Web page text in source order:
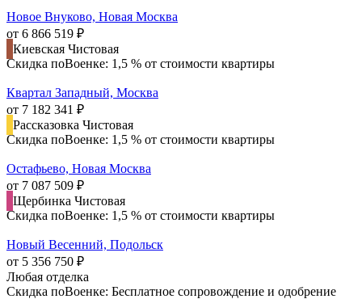
Новое Внуково, Новая Москва
от 6 866 519 ₽
Киевская Чистовая
Скидка поВоенке: 1,5 % от стоимости квартиры
Квартал Западный, Москва
от 7 182 341 ₽
Рассказовка Чистовая
Скидка поВоенке: 1,5 % от стоимости квартиры
Остафьево, Новая Москва
от 7 087 509 ₽
Щербинка Чистовая
Скидка поВоенке: 1,5 % от стоимости квартиры
Новый Весенний, Подольск
от 5 356 750 ₽
Любая отделка
Скидка поВоенке: Бесплатное сопровождение и одобрение